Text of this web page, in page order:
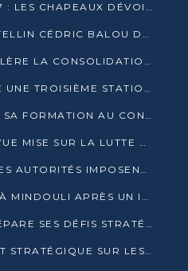
ÉLIMINATOIRES CAN 2027 : LES CHAPEAUX DÉVOILÉS, LE CONGO FIXÉ SUR SON SORT
PROPOS DU DGSP : CASTELLIN CÉDRIC BALOU DÉNONCE DES PROPOS INTIMIDANTS
SANTÉ : LE CONGO ACCÉLÈRE LA CONSOLIDATION DE L’OFFRE DE SOINS
LA LCDE MET EN SERVICE UNE TROISIÈME STATION D’EAU POTABLE À MFILOU
FOOTBALL : L’OL CONFIE SA FORMATION AU CONGOLAIS CHRISTIAN BASSILA
PRÉSIDENTIELLE 2026 : L’UE MISE SUR LA LUTTE CONTRE LA DÉSINFORMATION
PRIX DU GAZ BUTANE : LES AUTORITÉS IMPOSENT LE RESPECT DES PRIX RÉGLEMENTÉS
POOL : LA VIE REPREND À MINDOULI APRÈS UN INCIDENT ARMÉ SUR LA RN1
LE PORT AUTONOME PRÉPARE SES DÉFIS STRATÉGIQUES DE 2026
L’ARPCE LANCE LE DÉBAT STRATÉGIQUE SUR LES DONNÉES, L’IA ET LA FINANCE NUMÉRIQUE AU CONGO